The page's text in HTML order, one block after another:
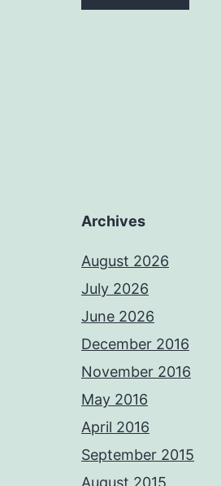
Archives
August 2026
July 2026
June 2026
December 2016
November 2016
May 2016
April 2016
September 2015
August 2015